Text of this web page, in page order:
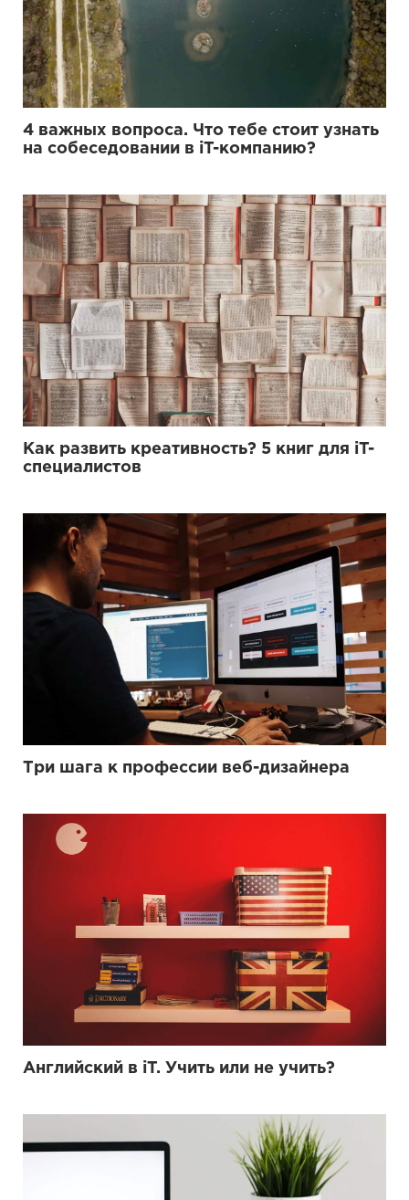
4 важных вопроса. Что тебе стоит узнать
на собеседовании в iT-компанию?
Как развить креативность? 5 книг для iT-
специалистов
Три шага к профессии веб-дизайнера
Английский в iT. Учить или не учить?